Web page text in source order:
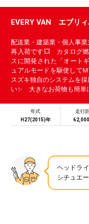
EVERY VAN エブリ
配送業・建築業・個人事
再入荷です💥 カタログ
スに開発された「オート
ュアルモードを駆使して
スズキ独自のシステムを
い✨ 大きなお荷物も簡単
年式
H27(2015)年
走行
ヘッドラ
シチュエ